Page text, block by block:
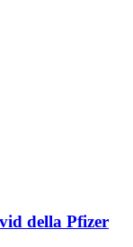
della Pfizer